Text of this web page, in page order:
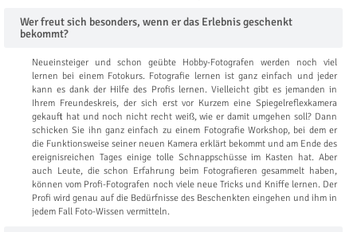
Wer freut sich besonders, wenn er das Erlebnis geschenkt
bekommt?
Neueinsteiger und schon geübte Hobby-Fotografen werden noch viel
lernen bei einem Fotokurs. Fotografie lernen ist ganz einfach und jeder
kann es dank der Hilfe des Profis lernen. Vielleicht gibt es jemanden in
Ihrem Freundeskreis, der sich erst vor Kurzem eine Spiegelreflexkamera
gekauft hat und noch nicht recht weiß, wie er damit umgehen soll? Dann
schicken Sie ihn ganz einfach zu einem Fotografie Workshop, bei dem er
die Funktionsweise seiner neuen Kamera erklärt bekommt und am Ende des
ereignisreichen Tages einige tolle Schnappschüsse im Kasten hat. Aber
auch Leute, die schon Erfahrung beim Fotografieren gesammelt haben,
können vom Profi-Fotografen noch viele neue Tricks und Kniffe lernen. Der
Profi wird genau auf die Bedürfnisse des Beschenkten eingehen und ihm in
jedem Fall Foto-Wissen vermitteln.